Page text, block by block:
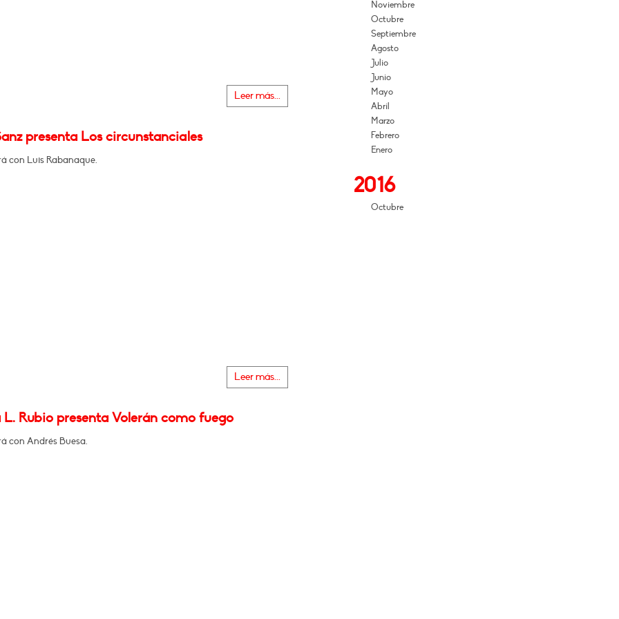
Leer más...
presenta Los circunstanciales
con Luis Rabanaque.
Leer más...
L. Rubio presenta Volerán como fuego
con Andrés Buesa.
Noviembre
Octubre
Septiembre
Agosto
Julio
Junio
Mayo
Abril
Marzo
Febrero
Enero
2016
Octubre